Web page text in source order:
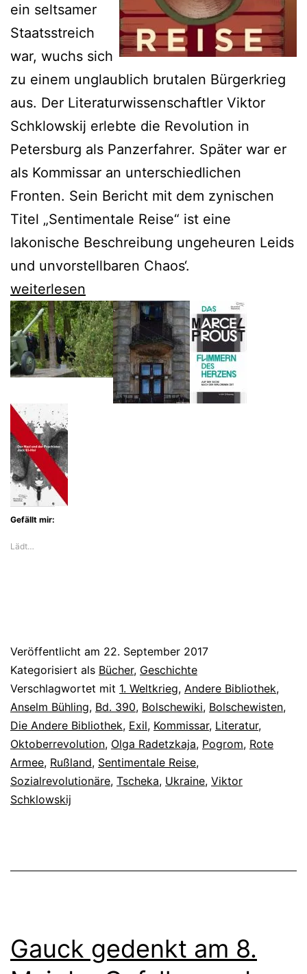
ein seltsamer
Staatsstreich
war, wuchs sich
zu einem unglaublich brutalen Bürgerkrieg
aus. Der Literaturwissenschaftler Viktor
Schklowskij erlebte die Revolution in
Petersburg als Panzerfahrer. Später war er
als Kommissar an unterschiedlichen
Fronten. Sein Bericht mit dem zynischen
Titel „Sentimentale Reise“ ist eine
lakonische Beschreibung ungeheuren Leids
und unvorstellbaren Chaos‘.
Viktor
Schklowskij
schildert
die
Grauen
der
Oktoberrevolution
weiterlesen
Gefällt mir:
Lädt…
Veröffentlicht am 22. September 2017
Kategorisiert als Bücher, Geschichte
Verschlagwortet mit 1. Weltkrieg, Andere Bibliothek,
Anselm Bühling, Bd. 390, Bolschewiki, Bolschewisten,
Die Andere Bibliothek, Exil, Kommissar, Literatur,
Oktoberrevolution, Olga Radetzkaja, Pogrom, Rote
Armee, Rußland, Sentimentale Reise,
Sozialrevolutionäre, Tscheka, Ukraine, Viktor
Schklowskij
Gauck gedenkt am 8.